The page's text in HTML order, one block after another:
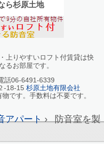
ら杉原土地
上りやすいロフト付賃貸は快
るお部屋です。
話06-6491-6339
-18-15 杉原土地有限会社
です。手数料は不要です。
アパート› 防音室を製